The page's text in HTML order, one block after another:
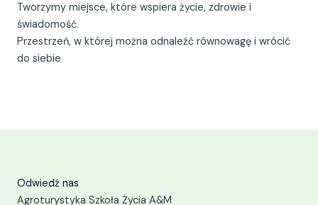
Tworzymy miejsce, które wspiera życie, zdrowie i
świadomość.
Przestrzeń, w której można odnaleźć równowagę i wrócić
do siebie
Odwiedź nas
Agroturystyka Szkoła Życia A&M